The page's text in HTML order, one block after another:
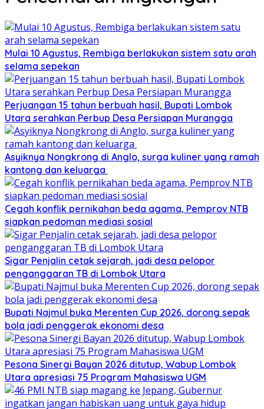
Mulai 10 Agustus, Rembiga berlakukan sistem satu arah
selama sepekan
Perjuangan 15 tahun berbuah hasil, Bupati Lombok
Utara serahkan Perbup Desa Persiapan Murangga
Asyiknya Nongkrong di Anglo, surga kuliner yang ramah
kantong dan keluarga
Cegah konflik pernikahan beda agama, Pemprov NTB
siapkan pedoman mediasi sosial
Sigar Penjalin cetak sejarah, jadi desa pelopor
penganggaran TB di Lombok Utara
Bupati Najmul buka Merenten Cup 2026, dorong sepak
bola jadi penggerak ekonomi desa
Pesona Sinergi Bayan 2026 ditutup, Wabup Lombok
Utara apresiasi 75 Program Mahasiswa UGM